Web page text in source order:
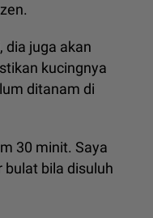
dia juga akan
kucingnya
ditanam di
30 minit. Saya
bila disuluh